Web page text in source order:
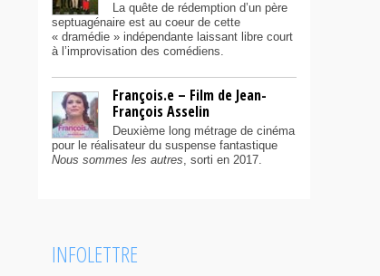
La quête de rédemption d’un père
septuagénaire est au coeur de cette
« dramédie » indépendante laissant libre court
à l’improvisation des comédiens.
François.e – Film de Jean-
François Asselin
Deuxième long métrage de cinéma
pour le réalisateur du suspense fantastique
Nous sommes les autres, sorti en 2017.
INFOLETTRE